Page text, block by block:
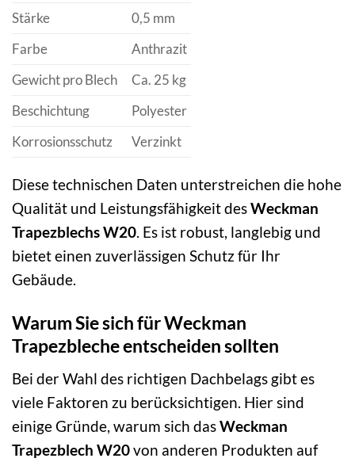
Stärke
0,5 mm
Farbe
Anthrazit
Gewicht pro Blech
Ca. 25 kg
Beschichtung
Polyester
Korrosionsschutz
Verzinkt
Diese technischen Daten unterstreichen die hohe
Qualität und Leistungsfähigkeit desWeckman
Trapezblechs W20. Es ist robust, langlebig und
bietet einen zuverlässigen Schutz für Ihr
Gebäude.
Warum Sie sich für Weckman
Trapezbleche entscheiden sollten
Bei der Wahl des richtigen Dachbelags gibt es
viele Faktoren zu berücksichtigen. Hier sind
einige Gründe, warum sich dasWeckman
Trapezblech W20von anderen Produkten auf